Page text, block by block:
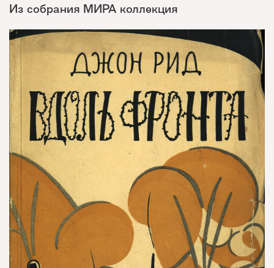
Из собрания МИРА коллекция